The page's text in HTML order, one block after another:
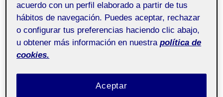
acuerdo con un perfil elaborado a partir de tus
hábitos de navegación. Puedes aceptar, rechazar
o configurar tus preferencias haciendo clic abajo,
u obtener más información en nuestra política de
cookies.
Aceptar